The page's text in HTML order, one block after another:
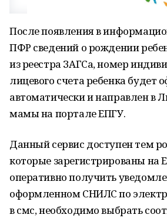
После появления в
ПФР сведений о рождении
из реестра ЗАГСа, номер
лицевого счета ребенка будет
автоматически и направлен в
мамы на портале ЕПГУ.
Данный сервис доступен тем
которые зарегистрированы на
оперативно получить
оформленном СНИЛС по
в смс, необходимо выбрать